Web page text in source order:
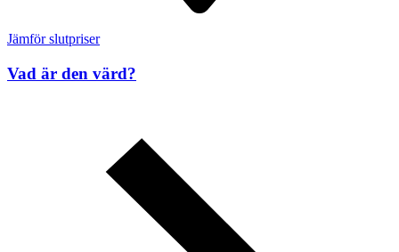
Jämför slutpriser
Vad är den värd?